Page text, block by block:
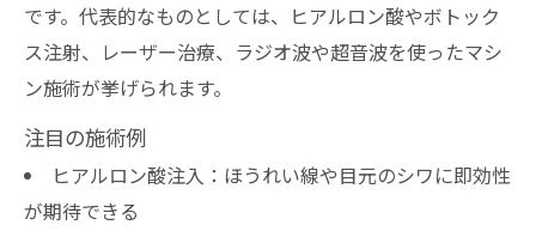
です。代表的なものとしては、ヒアルロン酸やボトック
ス注射、レーザー治療、ラジオ波や超音波を使ったマシ
ン施術が挙げられます。
注目の施術例
ヒアルロン酸注入：ほうれい線や目元のシワに即効性
が期待できる